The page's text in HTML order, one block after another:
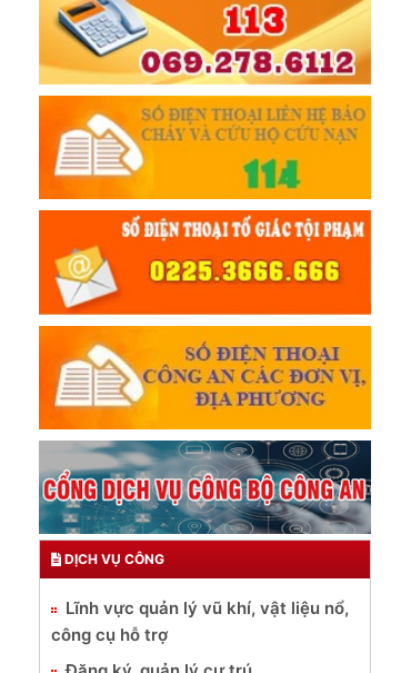
DỊCH VỤ CÔNG
Lĩnh vực quản lý vũ khí, vật liệu nổ,
công cụ hỗ trợ